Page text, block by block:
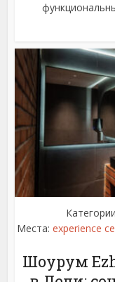
Места: experience
Шоурум